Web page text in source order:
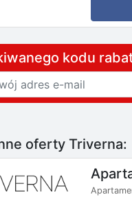
kodu
oferty Triverna: